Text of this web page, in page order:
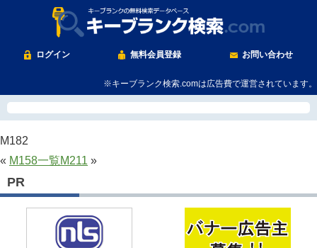
ログイン 無料会員登録 お問い合わせ
※キーブランク検索.comは広告費で運営されています。
M182
« M158一覧M211 »
PR